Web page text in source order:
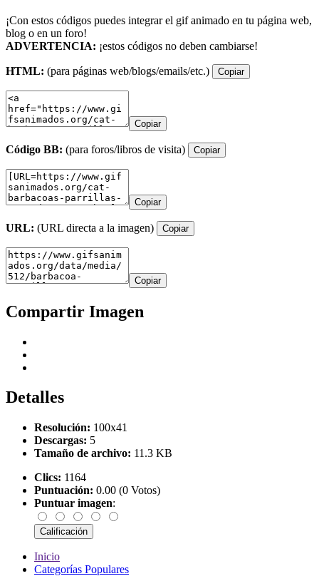
¡Con estos códigos puedes integrar el gif animado en tu página web,
blog o en un foro!
ADVERTENCIA: ¡estos códigos no deben cambiarse!
HTML: (para páginas web/blogs/emails/etc.) Copiar
Copiar
Código BB: (para foros/libros de visita) Copiar
Copiar
URL: (URL directa a la imagen) Copiar
Copiar
Compartir Imagen
Detalles
Resolución: 100x41
Descargas: 5
Tamaño de archivo: 11.3 KB
Clics: 1164
Puntuación: 0.00 (0 Votos)
Puntuar imagen:
Inicio
Categorías Populares